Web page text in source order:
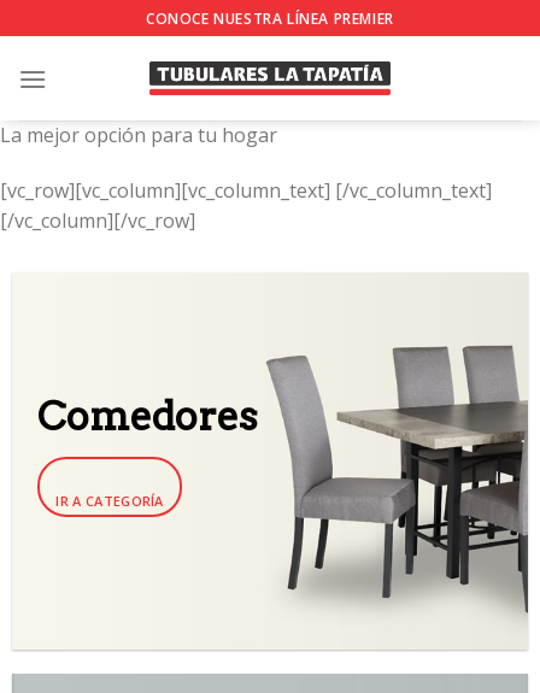
to
content
CONOCE NUESTRA LÍNEA PREMIER
La mejor opción para tu hogar
[vc_row][vc_column][vc_column_text] [/vc_column_text]
[/vc_column][/vc_row]
Comedores
IR A CATEGORÍA